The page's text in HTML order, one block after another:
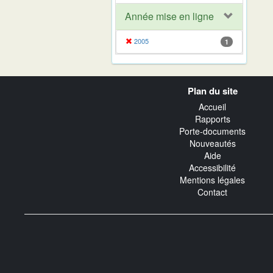
Année mise en ligne
2005 1
Plan du site
Accueil
Rapports
Porte-documents
Nouveautés
Aide
Accessibilité
Mentions légales
Contact